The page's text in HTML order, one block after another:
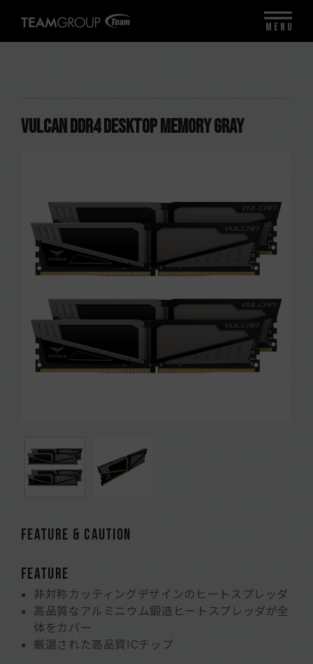
VULCAN DDR4 DESKTOP MEMORY GRAY
FEATURE & CAUTION
FEATURE
非対称カッティングデザインのヒートスプレッダ
高品質なアルミニウム鍛造ヒートスプレッダが全
体をカバー
厳選された高品質ICチップ
MENU